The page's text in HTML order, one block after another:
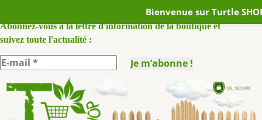
ABONNEZ VOUS A NOTRE NEWSLETTER :
Abonnez-vous à la lettre d'information de la boutique et
suivez toute l'actualité :
Skip
to
content
Bienvenue sur Turtle